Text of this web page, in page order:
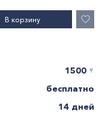
В корзину
1500 〒
бесплатно
14 дней